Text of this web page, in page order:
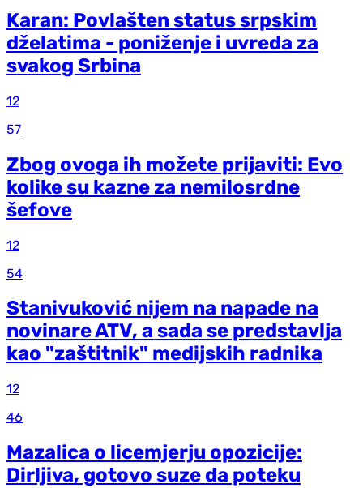
Karan: Povlašten status srpskim
dželatima - poniženje i uvreda za
svakog Srbina
12
57
Zbog ovoga ih možete prijaviti: Evo
kolike su kazne za nemilosrdne
šefove
12
54
Stanivuković nijem na napade na
novinare ATV, a sada se predstavlja
kao "zaštitnik" medijskih radnika
12
46
Mazalica o licemjerju opozicije:
Dirljiva, gotovo suze da poteku